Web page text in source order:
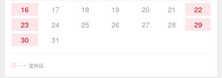
16
17 18 19 20 21
22
23
24 25 26 27 28
29
30
31
定休日